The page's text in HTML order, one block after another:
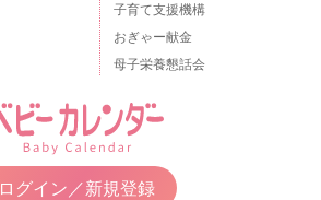
子育て支援機構
おぎゃー献金
母子栄養懇話会
ログイン／新規登録